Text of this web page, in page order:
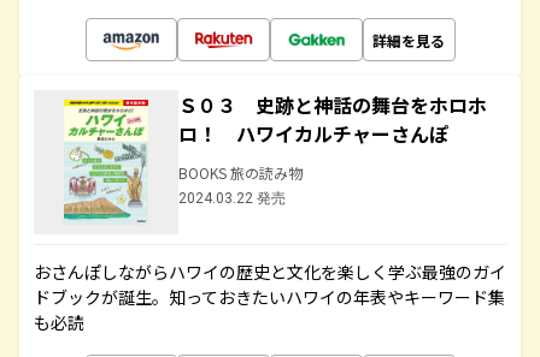
詳細を見る
Ｓ０３ 史跡と神話の舞台をホロホ
ロ！ ハワイカルチャーさんぽ
BOOKS 旅の読み物
2024.03.22 発売
おさんぽしながらハワイの歴史と文化を楽しく学ぶ最強のガイ
ドブックが誕生。知っておきたいハワイの年表やキーワード集
も必読